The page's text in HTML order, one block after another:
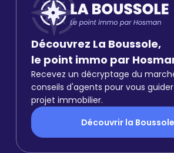
Découvrez La Boussole,
le point immo par
Recevez un décryptage du
conseils d'agents pour vous
projet immobilier.
Découvrir la Boussole